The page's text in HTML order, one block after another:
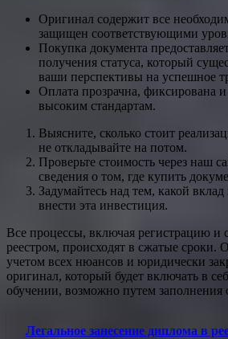
Оригинал содержит все
защищен соответствующими
Покупка документа
получения статуса, который
ваши перспективы на успешное
Оплата прозрачна, фиксирована и
высоким стандартам.
Выясните, сколько стоит
не откладывайте на потом.
Проверьте стоимость через наш
сведения о том, где купить
Задумайтесь над тем, какой
внести эта инвестиция.
Все процессы, включая регистрацию и
реестром, происходят в сжатые сроки.
учетом всех нюансов и юридически
оригинал, который будет включать в
обучении, возможно путем заполнения
Легальное занесение диплома в